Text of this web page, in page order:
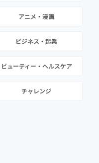
アニメ・漫画
ビジネス・起業
ビューティー・ヘルスケア
チャレンジ